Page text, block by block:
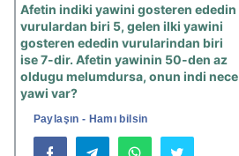
Afetin indiki yawini gosteren ededin
vurulardan biri 5, gelen ilki yawini
gosteren ededin vurularindan biri
ise 7-dir. Afetin yawinin 50-den az
oldugu melumdursa, onun indi nece
yawi var?
Paylaşın - Hamı bilsin